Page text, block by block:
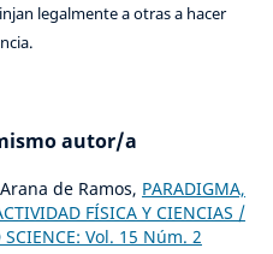
legalmente a otras a hacer
autor/a
de Ramos, PARADIGMA,
FÍSICA Y CIENCIAS /
SCIENCE: Vol. 15 Núm. 2